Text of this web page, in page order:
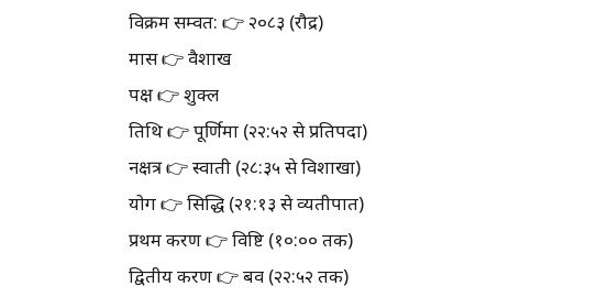
विक्रम सम्वत: 👉 २०८३ (रौद्र)
मास 👉 वैशाख
पक्ष 👉 शुक्ल
तिथि 👉 पूर्णिमा (२२:५२ से प्रतिपदा)
नक्षत्र 👉 स्वाती (२८:३५ से विशाखा)
योग 👉 सिद्धि (२१:१३ से व्यतीपात)
प्रथम करण 👉 विष्टि (१०:०० तक)
द्वितीय करण 👉 बव (२२:५२ तक)